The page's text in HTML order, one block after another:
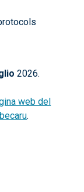
2026.
web del
.